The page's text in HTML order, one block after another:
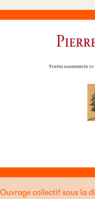
Ouvrage collectif sous la